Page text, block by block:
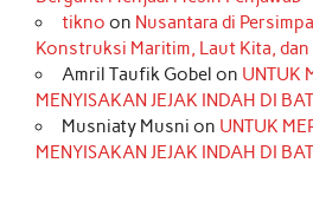
tikno on Nusantara di
Konstruksi Maritim, Laut Kita, dan
Amril Taufik Gobel on UNTUK
MENYISAKAN JEJAK INDAH DI
Musniaty Musni on UNTUK
MENYISAKAN JEJAK INDAH DI